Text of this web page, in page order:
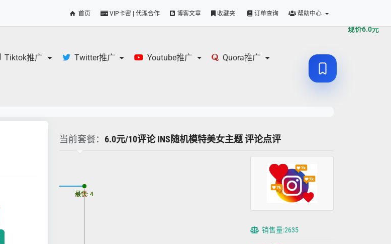
首页 VIP卡密 | 代理合作 博客文章 收藏夹 订单查询 帮助中心
Tiktok推广 Twitter推广 Youtube推广 Quora推广
现价6.0元
当前套餐： 6.0元/10评论 INS随机模特美女主题 评论点评
最慢: 4
最快: 4
销售量:2635